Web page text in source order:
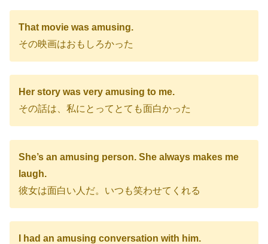
That movie was amusing.
その映画はおもしろかった
Her story was very amusing to me.
その話は、私にとってとても面白かった
She’s an amusing person. She always makes me
laugh.
彼女は面白い人だ。いつも笑わせてくれる
I had an amusing conversation with him.